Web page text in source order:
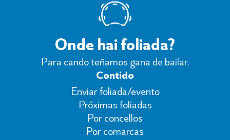
Onde hai foliada?
Para cando teñamos gana de bailar.
Contido
Enviar foliada/evento
Próximas foliadas
Por concellos
Por comarcas